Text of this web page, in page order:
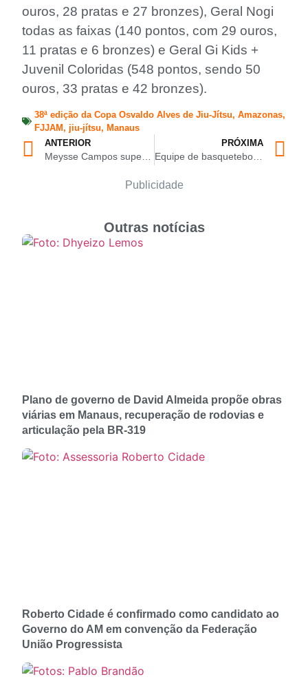
ouros, 28 pratas e 27 bronzes), Geral Nogi
todas as faixas (140 pontos, com 29 ouros,
11 pratas e 6 bronzes) e Geral Gi Kids +
Juvenil Coloridas (548 pontos, sendo 50
ouros, 33 pratas e 42 bronzes).
38ª edição da Copa Osvaldo Alves de Jiu-Jítsu, Amazonas,
FJJAM, jiu-jítsu, Manaus
ANTERIOR
PRÓXIMA
Equipe de basquetebol em cadeira de rodas do ManausFC embarca para competição nacional
Publicidade
Outras notícias
Plano de governo de David Almeida propõe obras
viárias em Manaus, recuperação de rodovias e
articulação pela BR-319
Roberto Cidade é confirmado como candidato ao
Governo do AM em convenção da Federação
União Progressista